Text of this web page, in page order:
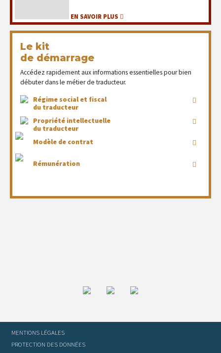
EN SAVOIR PLUS
Le kit
de démarrage
Accédez rapidement aux informations essentielles pour bien
débuter dans le métier de traducteur.
Régime social et fiscal
du traducteur
Propriété intellectuelle
du traducteur
Modèle de contrat
Rémunération
MENTIONS LÉGALES
PROTECTION DES DONNÉES